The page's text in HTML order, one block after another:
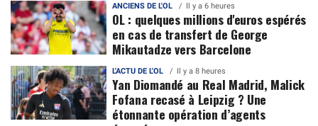
ANCIENS DE L'OL Il y a 6 heures
OL : quelques millions d'euros espérés
en cas de transfert de George
Mikautadze vers Barcelone
L'ACTU DE L'OL Il y a 8 heures
Yan Diomandé au Real Madrid, Malick
Fofana recasé à Leipzig ? Une
étonnante opération d’agents